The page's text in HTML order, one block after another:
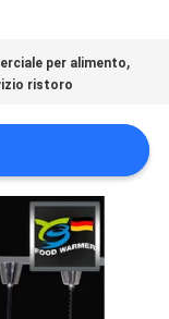
per alimento,
ristoro